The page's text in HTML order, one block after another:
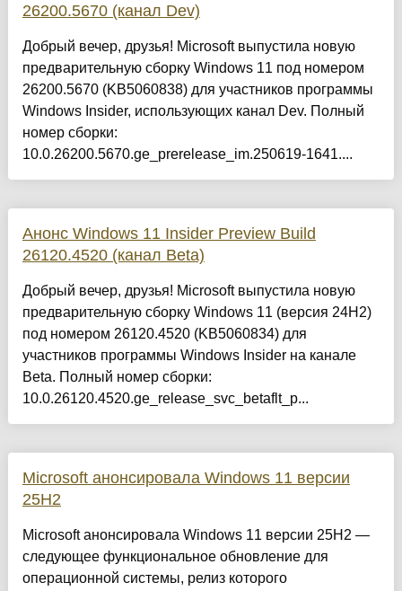
26200.5670 (канал Dev)
Добрый вечер, друзья! Microsoft выпустила новую
предварительную сборку Windows 11 под номером
26200.5670 (KB5060838) для участников программы
Windows Insider, использующих канал Dev. Полный
номер сборки:
10.0.26200.5670.ge_prerelease_im.250619-1641....
Анонс Windows 11 Insider Preview Build
26120.4520 (канал Beta)
Добрый вечер, друзья! Microsoft выпустила новую
предварительную сборку Windows 11 (версия 24H2)
под номером 26120.4520 (KB5060834) для
участников программы Windows Insider на канале
Beta. Полный номер сборки:
10.0.26120.4520.ge_release_svc_betaflt_p...
Microsoft анонсировала Windows 11 версии
25H2
Microsoft анонсировала Windows 11 версии 25H2 —
следующее функциональное обновление для
операционной системы, релиз которого